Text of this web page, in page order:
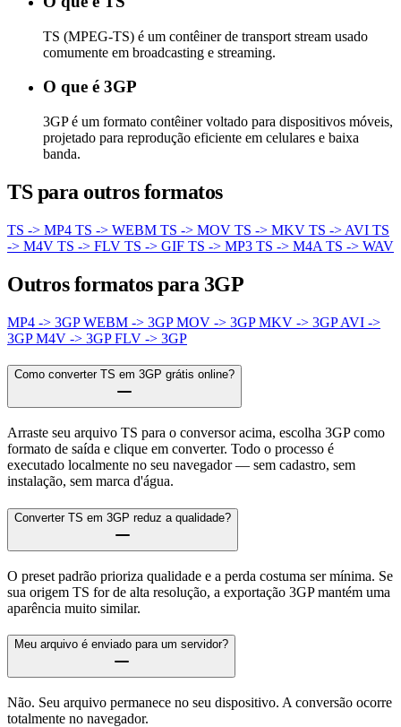
TS (MPEG-TS) é um contêiner de transport stream usado
comumente em broadcasting e streaming.
O que é 3GP
3GP é um formato contêiner voltado para dispositivos móveis,
projetado para reprodução eficiente em celulares e baixa
banda.
TS para outros formatos
TS -> MP4 TS -> WEBM TS -> MOV TS -> MKV TS -> AVI TS
-> M4V TS -> FLV TS -> GIF TS -> MP3 TS -> M4A TS -> WAV
Outros formatos para 3GP
MP4 -> 3GPWEBM -> 3GPMOV -> 3GPMKV -> 3GPAVI ->
3GPM4V -> 3GPFLV -> 3GP
Como converter TS em 3GP grátis online?
Arraste seu arquivo TS para o conversor acima, escolha 3GP como
formato de saída e clique em converter. Todo o processo é
executado localmente no seu navegador — sem cadastro, sem
instalação, sem marca d'água.
Converter TS em 3GP reduz a qualidade?
O preset padrão prioriza qualidade e a perda costuma ser mínima. Se
sua origem TS for de alta resolução, a exportação 3GP mantém uma
aparência muito similar.
Meu arquivo é enviado para um servidor?
Não. Seu arquivo permanece no seu dispositivo. A conversão ocorre
totalmente no navegador.